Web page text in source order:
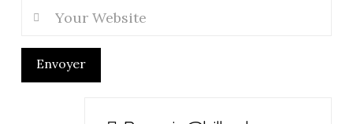
Envoyer